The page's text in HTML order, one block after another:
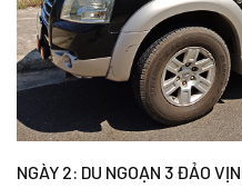
NGÀY 2: DU NGOẠN 3 ĐẢO